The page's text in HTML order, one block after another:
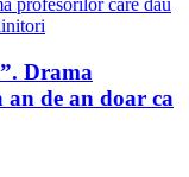
Drama
de an doar ca